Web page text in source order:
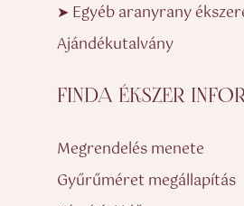
➤ Egyéb aranyrany
Ajándékutalvány
FINDA ÉKSZER
Megrendelés menete
Gyűrűméret megállapítás